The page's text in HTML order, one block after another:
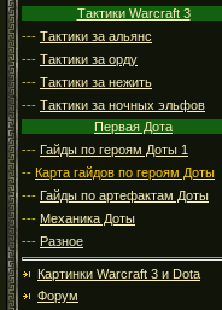
Тактики Warcraft 3
--- Тактики за альянс
--- Тактики за орду
--- Тактики за нежить
--- Тактики за ночных эльфов
Первая Дота
--- Гайды по героям Доты 1
-- Карта гайдов по героям Доты
--- Гайды по артефактам Доты
--- Механика Доты
--- Разное
Картинки Warcraft 3 и Dota
Форум